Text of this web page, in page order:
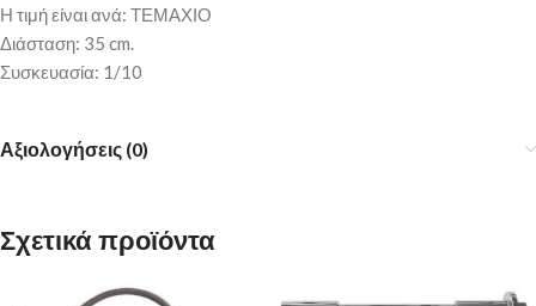
Η τιμή είναι ανά: ΤΕΜΑΧΙΟ
Διάσταση: 35 cm.
Συσκευασία: 1/10
Αξιολογήσεις (0)
Σχετικά προϊόντα